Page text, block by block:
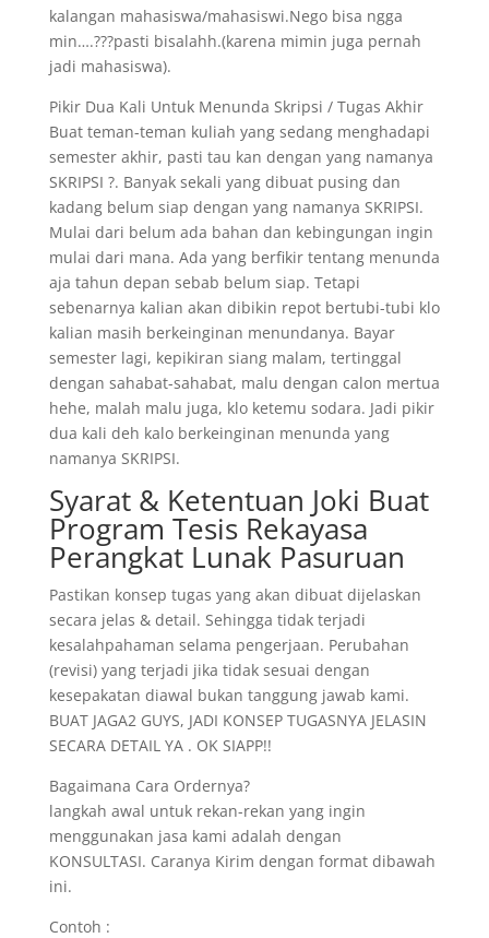
kalangan mahasiswa/mahasiswi.Nego bisa ngga
min….???pasti bisalahh.(karena mimin juga pernah
jadi mahasiswa).
Pikir Dua Kali Untuk Menunda Skripsi / Tugas Akhir
Buat teman-teman kuliah yang sedang menghadapi
semester akhir, pasti tau kan dengan yang namanya
SKRIPSI ?. Banyak sekali yang dibuat pusing dan
kadang belum siap dengan yang namanya SKRIPSI.
Mulai dari belum ada bahan dan kebingungan ingin
mulai dari mana. Ada yang berfikir tentang menunda
aja tahun depan sebab belum siap. Tetapi
sebenarnya kalian akan dibikin repot bertubi-tubi klo
kalian masih berkeinginan menundanya. Bayar
semester lagi, kepikiran siang malam, tertinggal
dengan sahabat-sahabat, malu dengan calon mertua
hehe, malah malu juga, klo ketemu sodara. Jadi pikir
dua kali deh kalo berkeinginan menunda yang
namanya SKRIPSI.
Syarat & Ketentuan Joki Buat
Program Tesis Rekayasa
Perangkat Lunak Pasuruan
Pastikan konsep tugas yang akan dibuat dijelaskan
secara jelas & detail. Sehingga tidak terjadi
kesalahpahaman selama pengerjaan. Perubahan
(revisi) yang terjadi jika tidak sesuai dengan
kesepakatan diawal bukan tanggung jawab kami.
BUAT JAGA2 GUYS, JADI KONSEP TUGASNYA JELASIN
SECARA DETAIL YA . OK SIAPP!!
Bagaimana Cara Ordernya?
langkah awal untuk rekan-rekan yang ingin
menggunakan jasa kami adalah dengan
KONSULTASI. Caranya Kirim dengan format dibawah
ini.
Contoh :